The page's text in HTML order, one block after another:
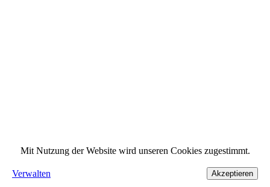
Mit Nutzung der Website wird unseren Cookies zugestimmt.
Verwalten Akzeptieren